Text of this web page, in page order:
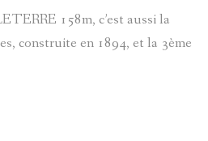
158m, c’est aussi la
construite en 1894, et la 3ème